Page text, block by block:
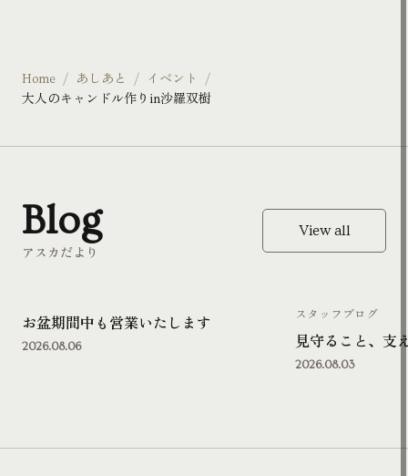
Home あしあと
イベント
大人のキャンドル作りin沙羅双樹
アスカだより
Blog View all
お盆期間中も営業いたします
2026.08.06 見守ること、支
スタッフブログ
2026.08.03